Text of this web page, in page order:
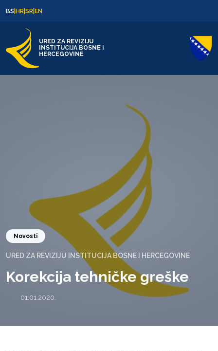
BS|HR|SR|EN
URED ZA REVIZIJU
INSTITUCIJA BOSNE I
HERCEGOVINE
Novosti
URED ZA REVIZIJU INSTITUCIJA BOSNE I HERCEGOVINE
Korekcija tehničke greške
01.01.2020.